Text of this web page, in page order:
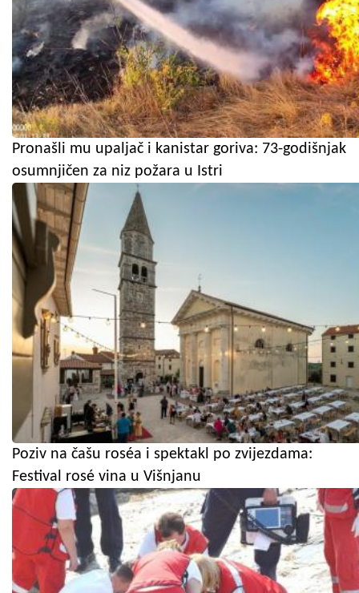
Pronašli mu upaljač i kanistar goriva: 73-godišnjak
osumnjičen za niz požara u Istri
Poziv na čašu roséa i spektakl po zvijezdama:
Festival rosé vina u Višnjanu